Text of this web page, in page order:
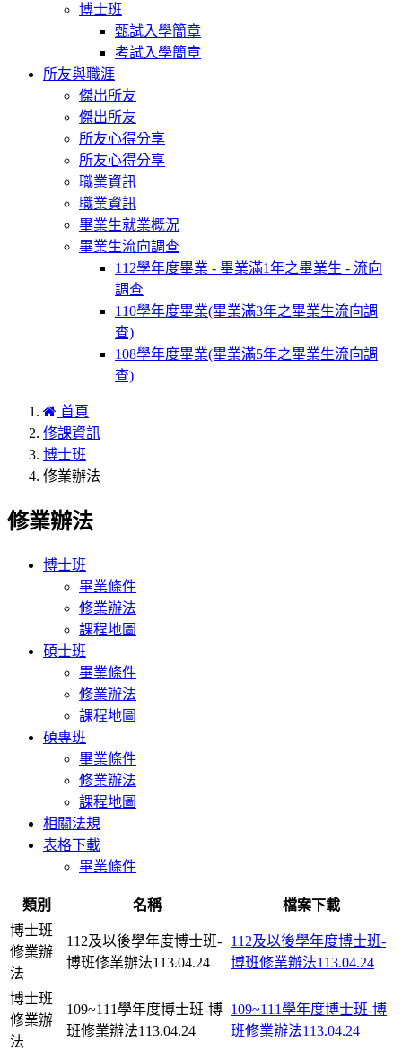
博士班
甄試入學簡章
考試入學簡章
所友與職涯
傑出所友
傑出所友
所友心得分享
所友心得分享
職業資訊
職業資訊
畢業生就業概況
畢業生流向調查
112學年度畢業 - 畢業滿1年之畢業生 - 流向
調查
110學年度畢業(畢業滿3年之畢業生流向調
查)
108學年度畢業(畢業滿5年之畢業生流向調
查)
首頁
修課資訊
博士班
修業辦法
修業辦法
博士班
畢業條件
修業辦法
課程地圖
碩士班
畢業條件
修業辦法
課程地圖
碩專班
畢業條件
修業辦法
課程地圖
相關法規
表格下載
畢業條件
類別 名稱
檔案下載
博士班
修業辦
法
112及以後學年度博士班-
博班修業辦法113.04.24
112及以後學年度博士班-
博班修業辦法113.04.24
博士班
修業辦
法
109~111學年度博士班-博
班修業辦法113.04.24
109~111學年度博士班-博
班修業辦法113.04.24